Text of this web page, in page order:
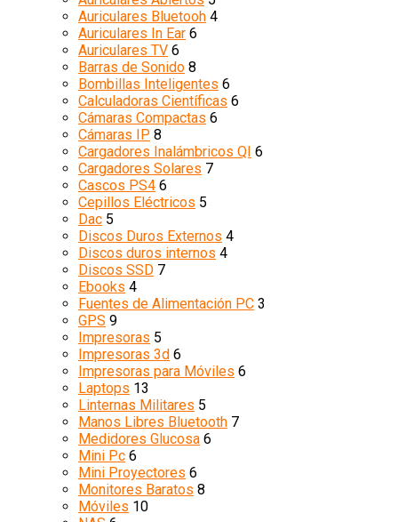
Auriculares Bluetooh 4
Auriculares In Ear 6
Auriculares TV 6
Barras de Sonido 8
Bombillas Inteligentes 6
Calculadoras Científicas 6
Cámaras Compactas 6
Cámaras IP 8
Cargadores Inalámbricos QI 6
Cargadores Solares 7
Cascos PS4 6
Cepillos Eléctricos 5
Dac 5
Discos Duros Externos 4
Discos duros internos 4
Discos SSD 7
Ebooks 4
Fuentes de Alimentación PC 3
GPS 9
Impresoras 5
Impresoras 3d 6
Impresoras para Móviles 6
Laptops 13
Linternas Militares 5
Manos Libres Bluetooth 7
Medidores Glucosa 6
Mini Pc 6
Mini Proyectores 6
Monitores Baratos 8
Móviles 10